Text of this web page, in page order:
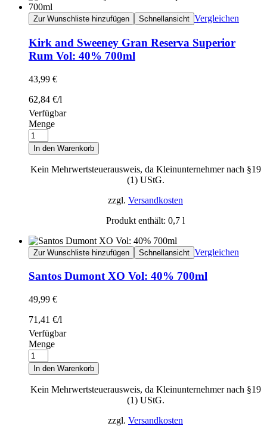
Zur Wunschliste hinzufügen Schnellansicht Vergleichen
Kirk and Sweeney Gran Reserva Superior
Rum Vol: 40% 700ml
43,99 €
62,84 €/l
Verfügbar
Menge
In den Warenkorb
Kein Mehrwertsteuerausweis, da Kleinunternehmer nach §19
(1) UStG.
zzgl. Versandkosten
Produkt enthält: 0,7 l
Zur Wunschliste hinzufügen Schnellansicht Vergleichen
Santos Dumont XO Vol: 40% 700ml
49,99 €
71,41 €/l
Verfügbar
Menge
In den Warenkorb
Kein Mehrwertsteuerausweis, da Kleinunternehmer nach §19
(1) UStG.
zzgl. Versandkosten